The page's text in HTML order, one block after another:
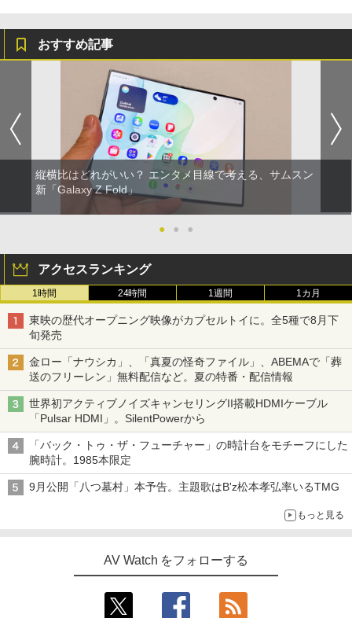
おすすめ記事
縦横比はどれがいい？ エンタメ目線で考える、サムスン
新「Galaxy Z Fold」
● ● ●
アクセスランキング
1時間 24時間 1週間 1カ月
東映の歴代オープニング映像がカプセルトイに。全5種で8月下
旬発売
金ロー「ナウシカ」、「真夏の怪奇ファイル」、ABEMAで「葬
送のフリーレン」無料配信など。夏の特番・配信情報
世界初アクティブノイズキャンセリングII搭載HDMIケーブル
「Pulsar HDMI」。SilentPowerから
「バック・トゥ・ザ・フューチャー」の時計台をモチーフにした
腕時計。1985本限定
9月公開「八つ墓村」本予告。主題歌はB'z松本孝弘率いるTMG
もっと見る
AV Watch をフォローする